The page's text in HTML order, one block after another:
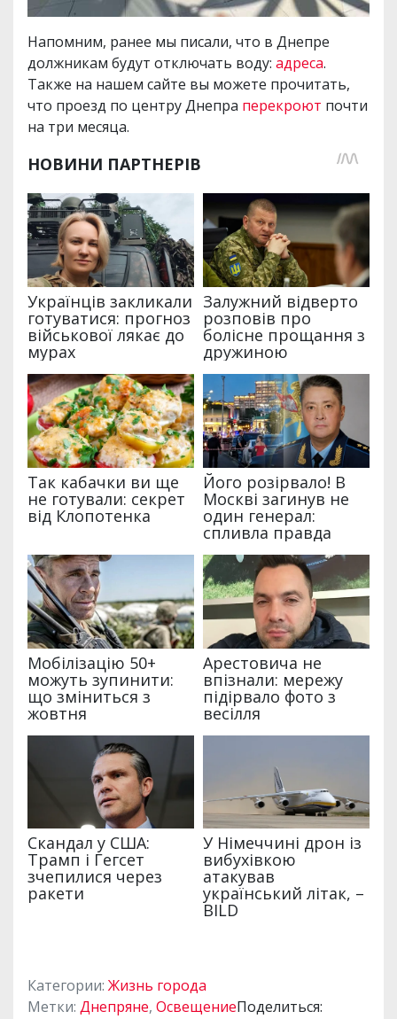
Напомним, ранее мы писали, что в Днепре
должникам будут отключать воду: адреса.
Также на нашем сайте вы можете прочитать,
что проезд по центру Днепра перекроют почти
на три месяца.
Категории: Жизнь города
Метки: Днепряне, ОсвещениеПоделиться: